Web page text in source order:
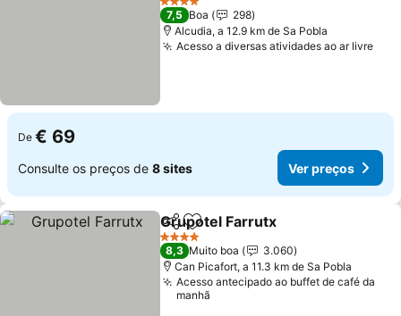
4 Estrelas
7,5 Boa
298
Alcudia, a 12.9 km de Sa Pobla
Acesso a diversas atividades ao ar livreVer
De € 69
Consulte os preços de 8 sites Ver preços
PartilharAdicionar aos favoritos
Grupotel Farrutx
4 Estrelas
8,3 Muito boa
3.060
Can Picafort, a 11.3 km de Sa Pobla
Acesso antecipado ao buffet de café da
manhã